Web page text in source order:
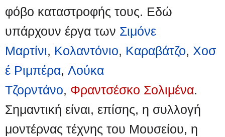
φόβο καταστροφής τους. Εδώ
υπάρχουν έργα των Σιμόνε
Μαρτίνι, Κολαντόνιο, Καραβάτζο, Χοσ
έ Ριμπέρα, Λούκα
Τζορντάνο, Φραντσέσκο Σολιμένα.
Σημαντική είναι, επίσης, η συλλογή
μοντέρνας τέχνης του Μουσείου, η